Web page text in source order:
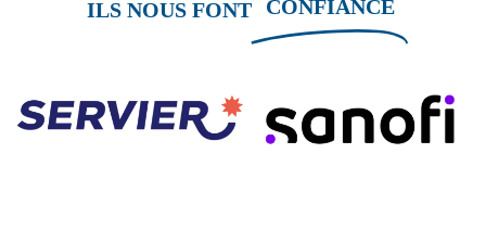
ILS NOUS FONT CONFIANCE